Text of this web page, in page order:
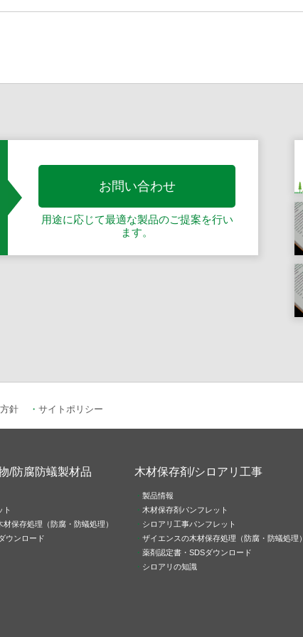
お問い合わせ
用途に応じて最適な製品のご提案を行い
ます。
針 サイトポリシー
/防腐防蟻製材品
ト
保存処理（防腐・防蟻処理）
ウンロード
木材保存剤/シロアリ工事
製品情報
木材保存剤パンフレット
シロアリ工事パンフレット
ザイエンスの木材保存処理（防腐・防蟻処理）
薬剤認定書・SDSダウンロード
シロアリの知識